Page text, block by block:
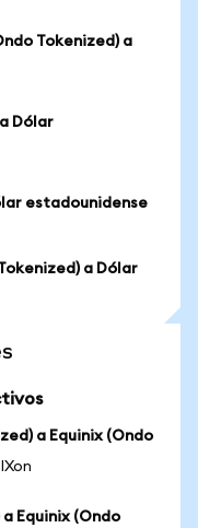
Tokenized) a
Dólar
estadounidense
a Dólar
a Equinix (Ondo
Equinix (Ondo